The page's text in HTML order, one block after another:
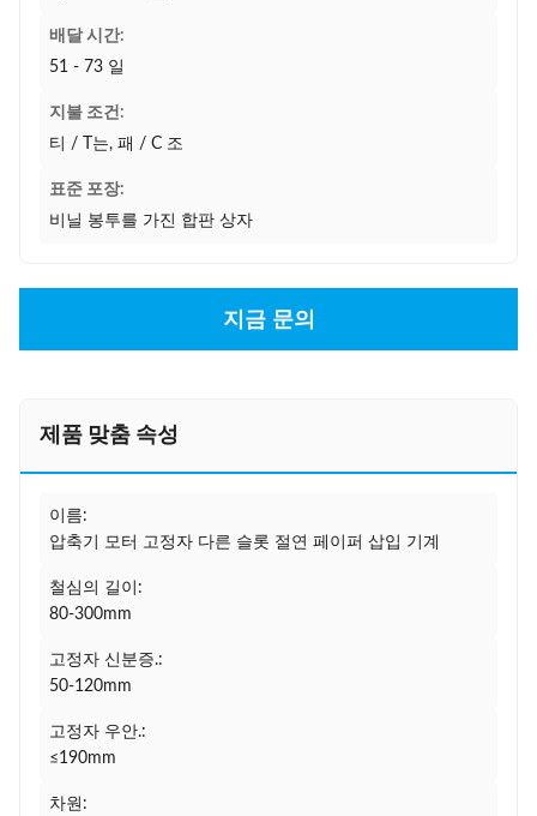
배달 시간:
51 - 73 일
지불 조건:
티 / T는, 패 / C 조
표준 포장:
비닐 봉투를 가진 합판 상자
지금 문의
제품 맞춤 속성
이름:
압축기 모터 고정자 다른 슬롯 절연 페이퍼 삽입 기계
철심의 길이:
80-300mm
고정자 신분증.:
50-120mm
고정자 우안.:
≤190mm
차원: